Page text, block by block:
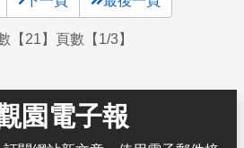
【21】頁數【1/3】
園電子報